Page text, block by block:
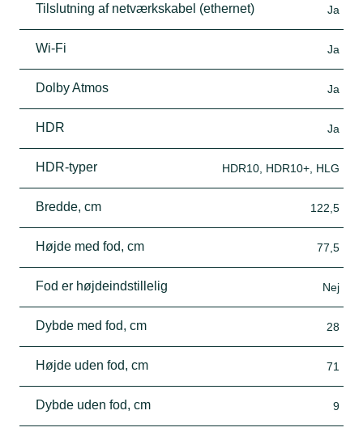
Tilslutning af netværkskabel (ethernet) Ja
Wi-Fi Ja
Dolby Atmos Ja
HDR Ja
HDR-typer HDR10, HDR10+, HLG
Bredde, cm 122,5
Højde med fod, cm 77,5
Fod er højdeindstillelig Nej
Dybde med fod, cm 28
Højde uden fod, cm 71
Dybde uden fod, cm 9